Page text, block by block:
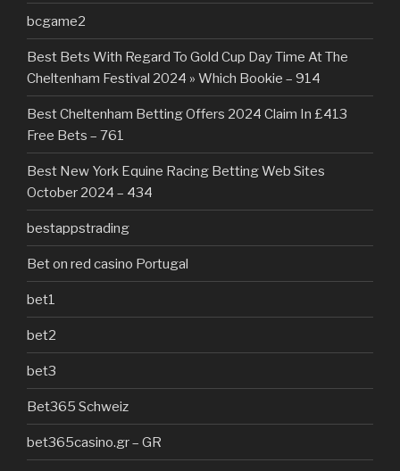
bcgame2
Best Bets With Regard To Gold Cup Day Time At The
Cheltenham Festival 2024 » Which Bookie – 914
Best Cheltenham Betting Offers 2024 Claim In £413
Free Bets – 761
Best New York Equine Racing Betting Web Sites
October 2024 – 434
bestappstrading
Bet on red casino Portugal
bet1
bet2
bet3
Bet365 Schweiz
bet365casino.gr – GR